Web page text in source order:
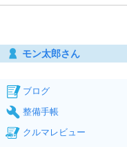
モン太郎さん
ブログ
整備手帳
クルマレビュー